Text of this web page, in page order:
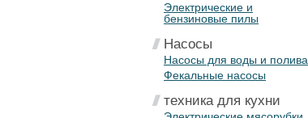
Электрические и
бензиновые пилы
Насосы
Насосы для воды и полива
Фекальные насосы
техника для кухни